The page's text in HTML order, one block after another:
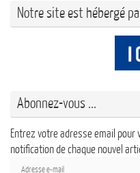
Notre site est hébergé
Abonnez-vous ...
Entrez votre adresse email pour
notification de chaque nouvel
Adresse